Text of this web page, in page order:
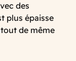
des
plus épaisse
de même